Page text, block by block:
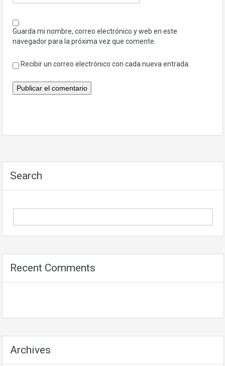
Guarda mi nombre, correo electrónico y web en este
navegador para la próxima vez que comente.
Recibir un correo electrónico con cada nueva entrada.
Search
Recent Comments
Archives